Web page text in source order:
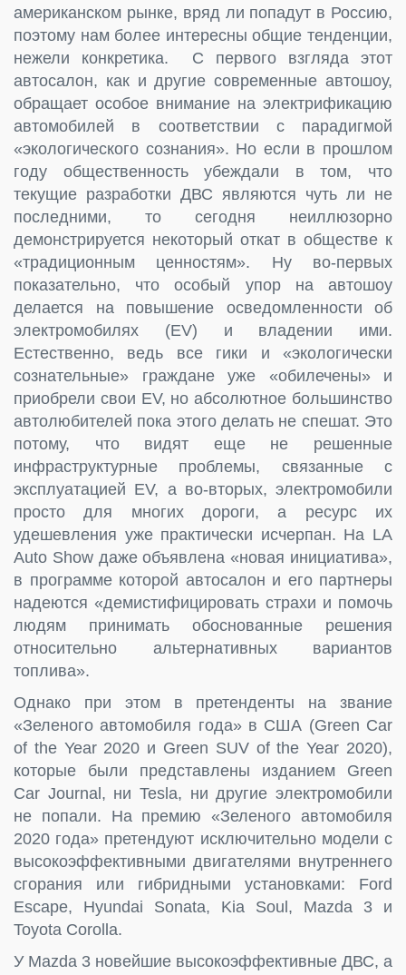
американском рынке, вряд ли попадут в Россию,
поэтому нам более интересны общие тенденции,
нежели конкретика. С первого взгляда этот
автосалон, как и другие современные автошоу,
обращает особое внимание на электрификацию
автомобилей в соответствии с парадигмой
«экологического сознания». Но если в прошлом
году общественность убеждали в том, что
текущие разработки ДВС являются чуть ли не
последними, то сегодня неиллюзорно
демонстрируется некоторый откат в обществе к
«традиционным ценностям». Ну во-первых
показательно, что особый упор на автошоу
делается на повышение осведомленности об
электромобилях (EV) и владении ими.
Естественно, ведь все гики и «экологически
сознательные» граждане уже «обилечены» и
приобрели свои EV, но абсолютное большинство
автолюбителей пока этого делать не спешат. Это
потому, что видят еще не решенные
инфраструктурные проблемы, связанные с
эксплуатацией EV, а во-вторых, электромобили
просто для многих дороги, а ресурс их
удешевления уже практически исчерпан. На LA
Auto Show даже объявлена «новая инициатива»,
в программе которой автосалон и его партнеры
надеются «демистифицировать страхи и помочь
людям принимать обоснованные решения
относительно альтернативных вариантов
топлива».
Однако при этом в претенденты на звание
«Зеленого автомобиля года» в США (Green Car
of the Year 2020 и Green SUV of the Year 2020),
которые были представлены изданием Green
Car Journal, ни Tesla, ни другие электромобили
не попали. На премию «Зеленого автомобиля
2020 года» претендуют исключительно модели с
высокоэффективными двигателями внутреннего
сгорания или гибридными установками: Ford
Escape, Hyundai Sonata, Kia Soul, Mazda 3 и
Toyota Corolla.
У Mazda 3 новейшие высокоэффективные ДВС, а